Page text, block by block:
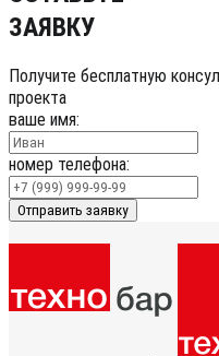
ЗАЯВКУ
Получите бесплатную
проекта
ваше имя:
номер телефона:
Отправить заявку